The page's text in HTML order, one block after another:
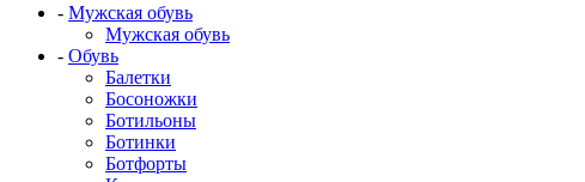
- Мужская обувь
Мужская обувь
- Обувь
Балетки
Босоножки
Ботильоны
Ботинки
Ботфорты